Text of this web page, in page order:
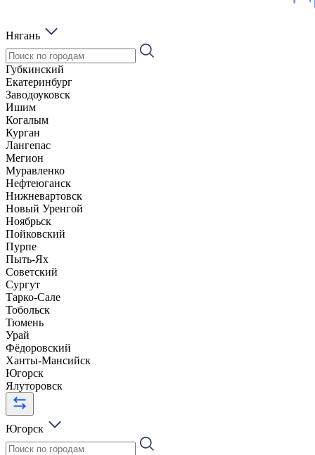
Нягань
Губкинский
Екатеринбург
Заводоуковск
Ишим
Когалым
Курган
Лангепас
Мегион
Муравленко
Нефтеюганск
Нижневартовск
Новый Уренгой
Ноябрьск
Пойковский
Пурпе
Пыть-Ях
Советский
Сургут
Тарко-Сале
Тобольск
Тюмень
Урай
Фёдоровский
Ханты-Мансийск
Югорск
Ялуторовск
Югорск